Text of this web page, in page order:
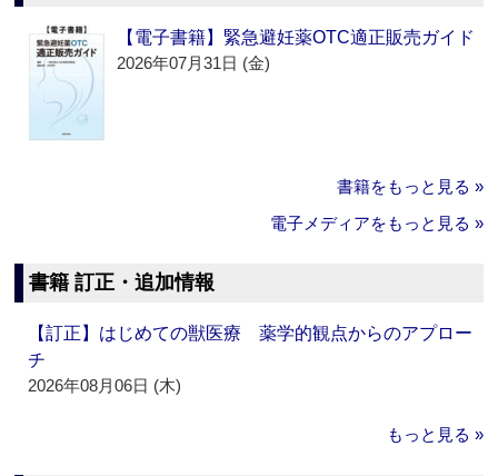
【電子書籍】緊急避妊薬OTC適正販売ガイド
2026年07月31日 (金)
書籍をもっと見る »
電子メディアをもっと見る »
書籍 訂正・追加情報
【訂正】はじめての獣医療 薬学的観点からのアプロー
チ
2026年08月06日 (木)
もっと見る »